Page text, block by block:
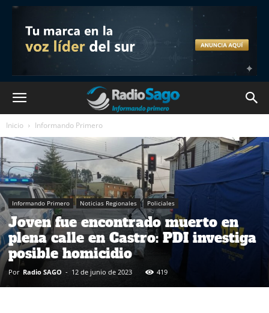
Inicio Informando Primero
Informando Primero Noticias Regionales Policiales
Joven fue encontrado muerto en
plena calle en Castro: PDI investiga
posible homicidio
Por Radio SAGO - 12 de junio de 2023 419